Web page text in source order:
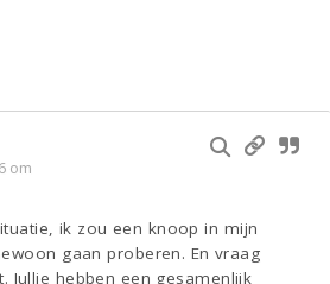
om
ik zou een knoop in mijn
gaan proberen. En vraag
Jullie hebben een gesamenlijk